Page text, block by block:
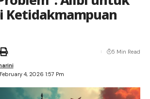
Ketidakmampuan
4, 2026 1:57 Pm
5 Min Read